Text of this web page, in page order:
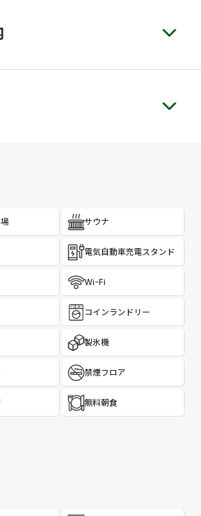
サウナ
電気自動車充電スタンド
Wi-Fi
コインランドリー
製氷機
禁煙フロア
無料朝食